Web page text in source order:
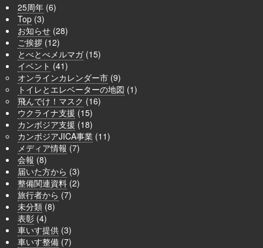
25周年 (6)
Top (3)
お知らせ (28)
ご挨拶 (12)
とべとべメルマガ(15)
イベント (41)
オンラインカレンダー市 (9)
トイレとエレベーターの地図 (1)
飛んでけ！マスク (16)
ウクライナ支援 (15)
カンボジア支援 (18)
カンボジアJICA事業 (11)
メディア情報 (7)
会報 (8)
届いた方から (3)
整備関連資料 (2)
旅行者から (7)
未分類 (8)
表彰 (4)
車いす提供 (3)
車いす整備 (7)